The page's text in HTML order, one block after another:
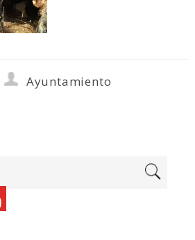
Ayuntamiento